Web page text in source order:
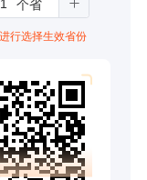
行选择生效省份